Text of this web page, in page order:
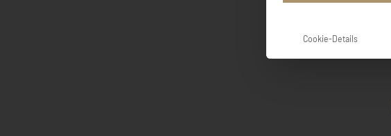
Cookie-Details